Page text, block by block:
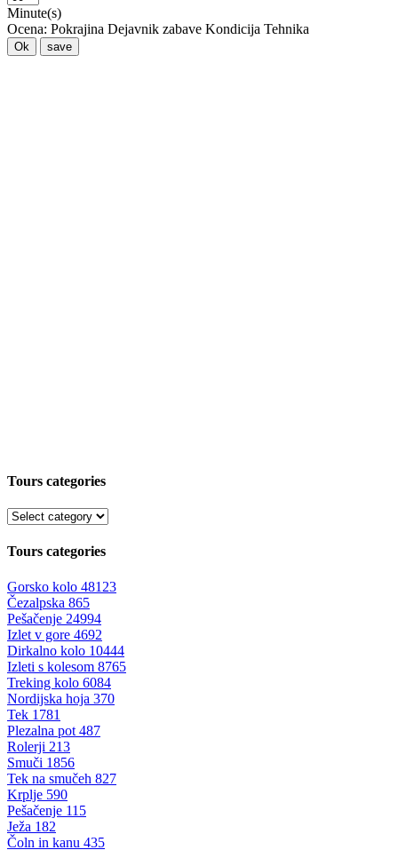
Minute(s)
Ocena: Pokrajina Dejavnik zabave Kondicija Tehnika
Ok save
Tours categories
Tours categories
Gorsko kolo 48123
Čezalpska 865
Pešačenje 24994
Izlet v gore 4692
Dirkalno kolo 10444
Izleti s kolesom 8765
Treking kolo 6084
Nordijska hoja 370
Tek 1781
Plezalna pot 487
Rolerji 213
Smuči 1856
Tek na smučeh 827
Krplje 590
Pešačenje 115
Ježa 182
Čoln in kanu 435